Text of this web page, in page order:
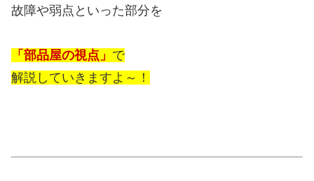
故障や弱点といった部分を
「部品屋の視点」 で
解説していきますよ～！